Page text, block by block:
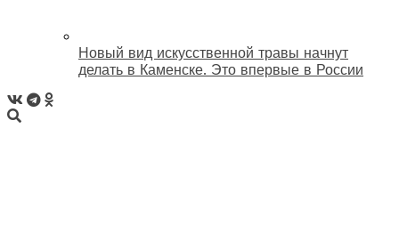
Новый вид искусственной травы начнут
делать в Каменске. Это впервые в России